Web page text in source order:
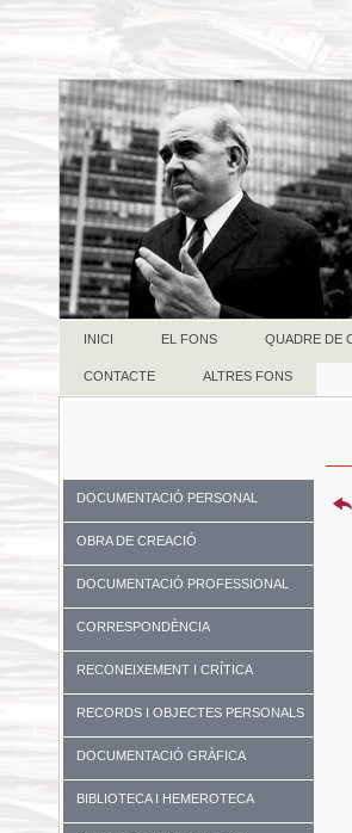
INICI EL FONS QUADRE DE
CONTACTE ALTRES FONS
DOCUMENTACIÓ PERSONAL
OBRA DE CREACIÓ
DOCUMENTACIÓ PROFESSIONAL
CORRESPONDÈNCIA
RECONEIXEMENT I CRÍTICA
RECORDS I OBJECTES PERSONALS
DOCUMENTACIÓ GRÀFICA
BIBLIOTECA I HEMEROTECA